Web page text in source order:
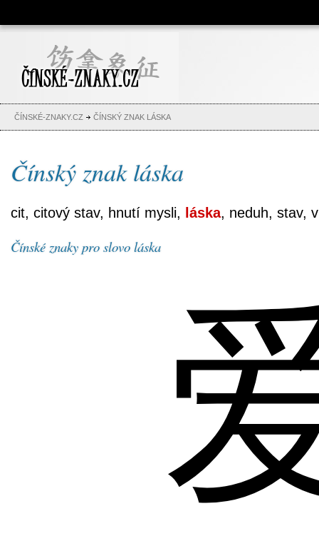
Čínské znaky, česko-čínský
slovník, abeceda, jména,
tetování
ČÍNSKÉ-ZNAKY.CZ ČÍNSKÝ ZNAK LÁSKA
Čínský znak láska
cit, citový stav, hnutí mysli, láska, neduh, stav,
Čínské znaky pro slovo láska